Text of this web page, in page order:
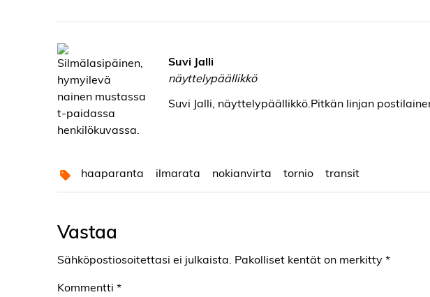
Suvi Jalli
näyttelypäällikkö
Suvi Jalli, näyttelypäällikkö.Pitkän linjan
haaparanta ilmarata nokianvirta tornio transit
Vastaa
Sähköpostiosoitettasi ei julkaista. Pakolliset kentät on merkitty*
Kommentti *